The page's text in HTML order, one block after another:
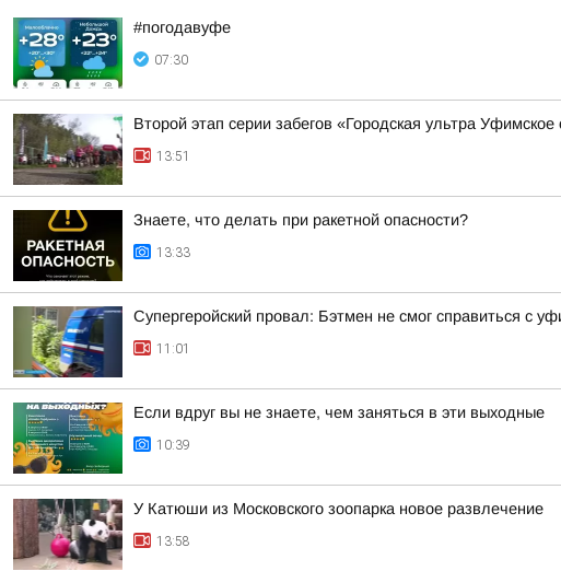
#погодавуфе
07:30
Второй этап серии забегов «Городская ультра
13:51
Знаете, что делать при ракетной опасности?
13:33
Супергеройский провал: Бэтмен не смог справиться с
11:01
Если вдруг вы не знаете, чем заняться в эти выходные
10:39
У Катюши из Московского зоопарка новое развлечение
13:58